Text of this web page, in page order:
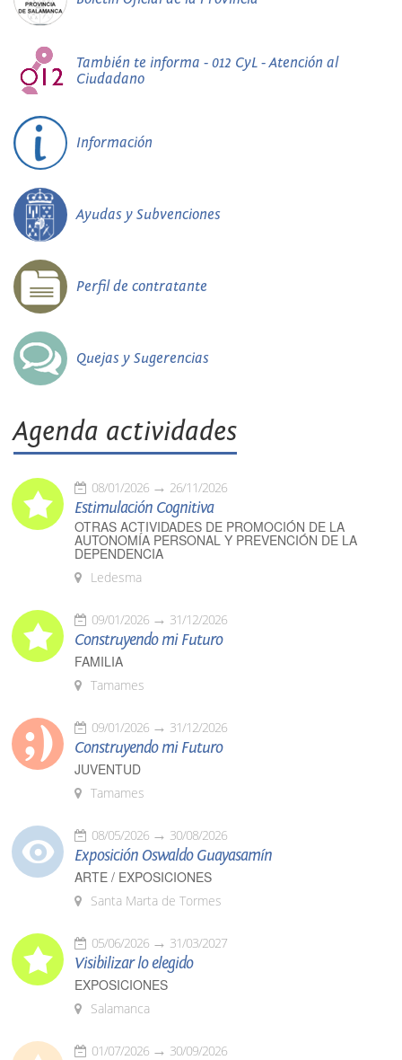
También te informa - 012 CyL - Atención al
Ciudadano
Información
Ayudas y Subvenciones
Perfil de contratante
Quejas y Sugerencias
Agenda actividades
08/01/2026 26/11/2026
Estimulación Cognitiva
OTRAS ACTIVIDADES DE PROMOCIÓN DE LA
AUTONOMÍA PERSONAL Y PREVENCIÓN DE LA
DEPENDENCIA
Ledesma
09/01/2026 31/12/2026
Construyendo mi Futuro
FAMILIA
Tamames
09/01/2026 31/12/2026
Construyendo mi Futuro
JUVENTUD
Tamames
08/05/2026 30/08/2026
Exposición Oswaldo Guayasamín
ARTE / EXPOSICIONES
Santa Marta de Tormes
05/06/2026 31/03/2027
Visibilizar lo elegido
EXPOSICIONES
Salamanca
01/07/2026 30/09/2026